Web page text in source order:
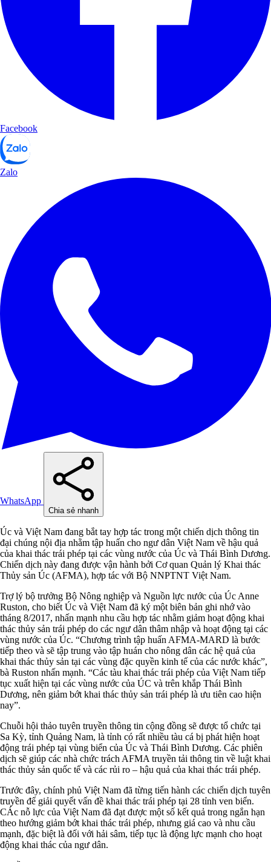
Facebook
Zalo
WhatsApp
Chia sẻ nhanh
Úc và Việt Nam đang bắt tay hợp tác trong một chiến dịch thông tin
đại chúng nội địa nhằm tập huấn cho ngư dân Việt Nam về hậu quả
của khai thác trái phép tại các vùng nước của Úc và Thái Bình Dương.
Chiến dịch này đang được vận hành bởi Cơ quan Quản lý Khai thác
Thủy sản Úc (AFMA), hợp tác với Bộ NNPTNT Việt Nam.
Trợ lý bộ trưởng Bộ Nông nghiệp và Nguồn lực nước của Úc Anne
Ruston, cho biết Úc và Việt Nam đã ký một biên bản ghi nhớ vào
tháng 8/2017, nhấn mạnh nhu cầu hợp tác nhằm giảm hoạt động khai
thác thủy sản trái phép do các ngư dân thâm nhập và hoạt động tại các
vùng nước của Úc. “Chương trình tập huấn AFMA-MARD là bước
tiếp theo và sẽ tập trung vào tập huán cho nông dân các hệ quả của
khai thác thủy sản tại các vùng đặc quyền kinh tế của các nước khác”,
bà Ruston nhấn mạnh. “Các tàu khai thác trái phép của Việt Nam tiếp
tục xuất hiện tại các vùng nước của ÚC và trên khắp Thái Bình
Dương, nên giảm bớt khai thác thủy sản trái phép là ưu tiên cao hiện
nay”.
Chuỗi hội thảo tuyên truyền thông tin cộng đồng sẽ được tổ chức tại
Sa Kỳ, tỉnh Quảng Nam, là tỉnh có rất nhiều tàu cá bị phát hiện hoạt
động trái phép tại vùng biển của Úc và Thái Bình Dương. Các phiên
dịch sẽ giúp các nhà chức trách AFMA truyền tải thông tin về luật khai
thác thủy sản quốc tế và các rủi ro – hậu quả của khai thác trái phép.
Trước đây, chính phủ Việt Nam đã từng tiến hành các chiến dịch tuyên
truyền để giải quyết vấn đề khai thác trái phép tại 28 tỉnh ven biển.
CÁc nỗ lực của Việt Nam đã đạt được một số kết quả trong ngắn hạn
theo hướng giảm bớt khai thác trái phép, nhưng giá cao và nhu cầu
mạnh, đặc biệt là đối với hải sâm, tiếp tục là động lực mạnh cho hoạt
động khai thác của ngư dân.